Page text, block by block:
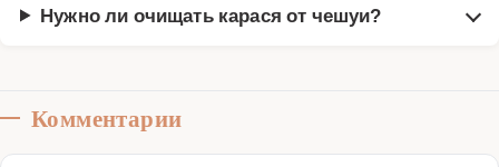
Нужно ли очищать карася от чешуи?
Комментарии